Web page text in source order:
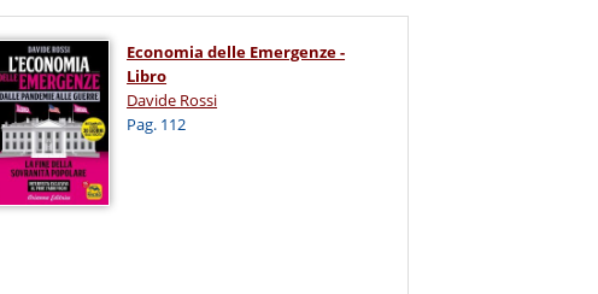
Economia delle Emergenze -
Libro
Davide Rossi
Pag. 112